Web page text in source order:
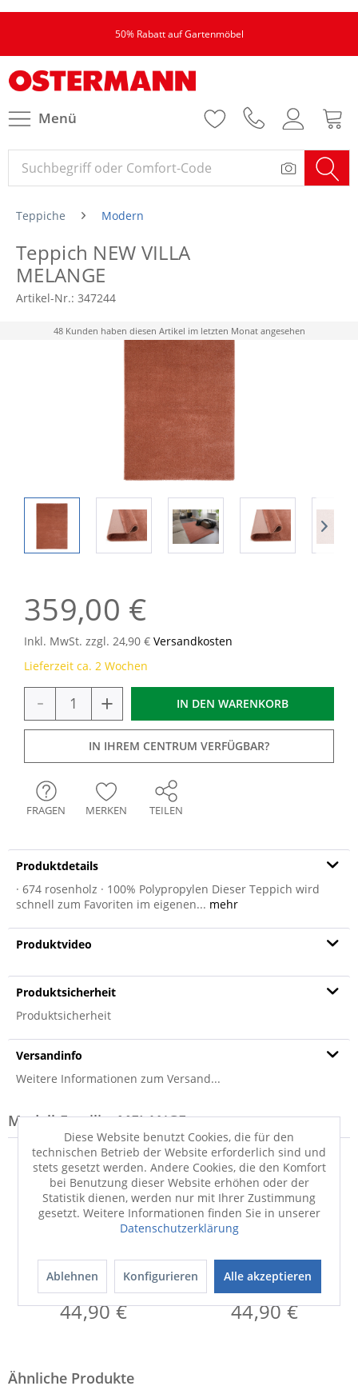
50% Rabatt auf Gartenmöbel
Menü
Teppiche Modern
Teppich NEW VILLA
MELANGE
Artikel-Nr.: 347244
48 Kunden haben diesen Artikel im letzten Monat angesehen
359,00 €
Inkl. MwSt. zzgl. 24,90 € Versandkosten
Lieferzeit ca. 2 Wochen
- + IN DEN WARENKORB
IN IHREM CENTRUM VERFÜGBAR?
FRAGEN MERKEN TEILEN
Produktdetails
· 674 rosenholz · 100% Polypropylen Dieser Teppich wird
schnell zum Favoriten im eigenen... mehr
Produktvideo
Produktsicherheit
Produktsicherheit
Versandinfo
Weitere Informationen zum Versand...
Modell-Familie: MELANGE
Badematte
MELANGE
44,90 €
Badematte
MELANGE
44,90 €
Diese Website benutzt Cookies, die für den
technischen Betrieb der Website erforderlich sind und
stets gesetzt werden. Andere Cookies, die den Komfort
bei Benutzung dieser Website erhöhen oder der
Statistik dienen, werden nur mit Ihrer Zustimmung
gesetzt. Weitere Informationen finden Sie in unserer
Datenschutzerklärung
Ablehnen Konfigurieren Alle akzeptieren